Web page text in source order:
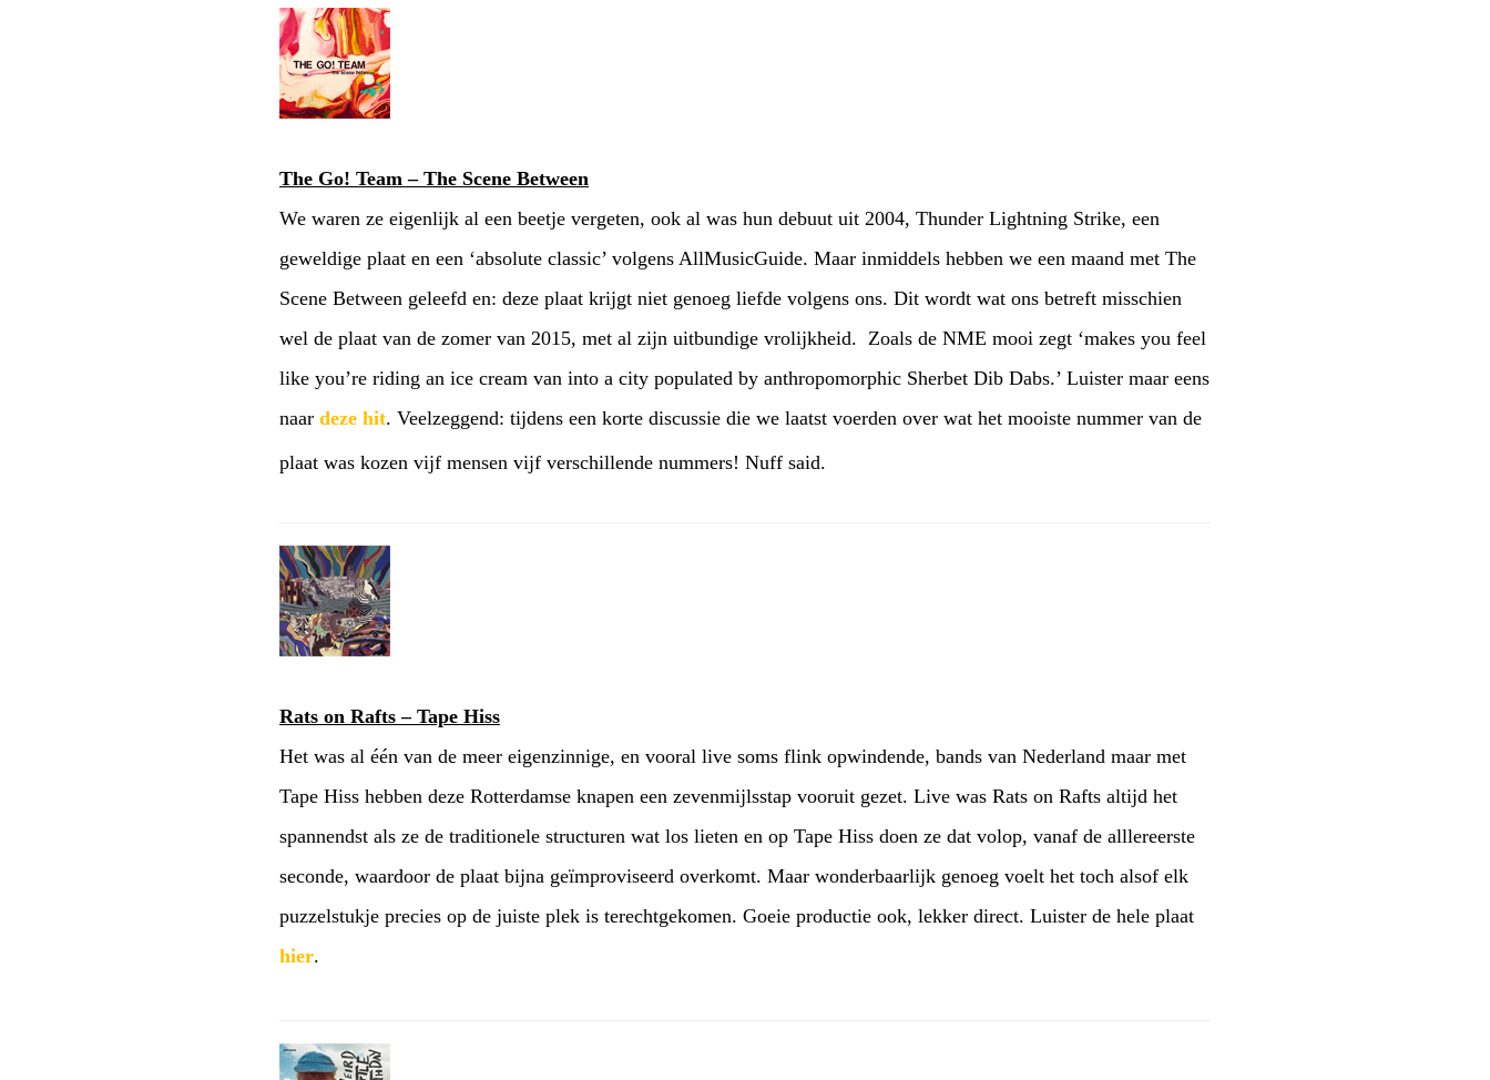
The Go! Team – The Scene Between
We waren ze eigenlijk al een beetje vergeten, ook al was hun debuut uit 2004, Thunder Lightning Strike, een
geweldige plaat en een ‘absolute classic’ volgens AllMusicGuide. Maar inmiddels hebben we een maand met The
Scene Between geleefd en: deze plaat krijgt niet genoeg liefde volgens ons. Dit wordt wat ons betreft misschien
wel de plaat van de zomer van 2015, met al zijn uitbundige vrolijkheid. Zoals de NME mooi zegt ‘makes you feel
like you’re riding an ice cream van into a city populated by anthropomorphic Sherbet Dib Dabs.’ Luister maar eens
naar deze hit. Veelzeggend: tijdens een korte discussie die we laatst voerden over wat het mooiste nummer van de
plaat was kozen vijf mensen vijf verschillende nummers! Nuff said.
Rats on Rafts – Tape Hiss
Het was al één van de meer eigenzinnige, en vooral live soms flink opwindende, bands van Nederland maar met
Tape Hiss hebben deze Rotterdamse knapen een zevenmijlsstap vooruit gezet. Live was Rats on Rafts altijd het
spannendst als ze de traditionele structuren wat los lieten en op Tape Hiss doen ze dat volop, vanaf de alllereerste
seconde, waardoor de plaat bijna geïmproviseerd overkomt. Maar wonderbaarlijk genoeg voelt het toch alsof elk
puzzelstukje precies op de juiste plek is terechtgekomen. Goeie productie ook, lekker direct. Luister de hele plaat
hier.